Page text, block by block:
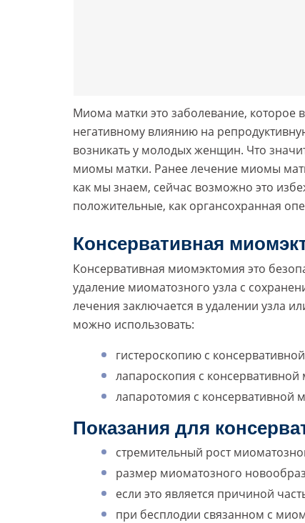
Миома матки это заболевание, которое
негативному влиянию на
возникать у молодых женщин. Что
миомы матки. Ранее лечение миомы
как мы знаем, сейчас возможно это
положительные, как органсохранная
Консервативная
Консервативная миомэктомия это
удаление миоматозного узла с
лечения заключается в удалении узла
можно использовать:
гистероскопию с
лапароскопия с
лапаротомия с консервативной
Показания для
стремительный рост
размер миоматозного
если это является причиной
при бесплодии связанном с